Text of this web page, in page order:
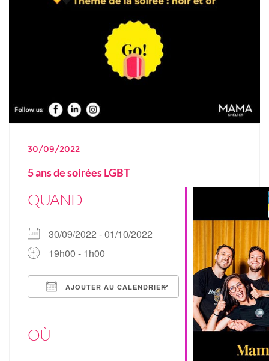
30/09/2022
5 ans de soirées LGBT
QUAND
30/09/2022 - 01/10/2022
19h00 - 1h00
AJOUTER AU CALENDRIER
Outlook Live
OÙ